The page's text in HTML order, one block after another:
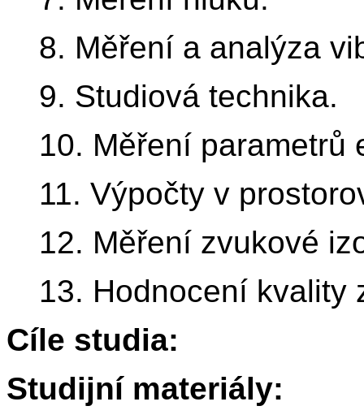
8. Měření a analýza
9. Studiová technika.
10. Měření parametrů
11. Výpočty v
12. Měření zvukové
13. Hodnocení kvality
Cíle studia:
Studijní materiály: